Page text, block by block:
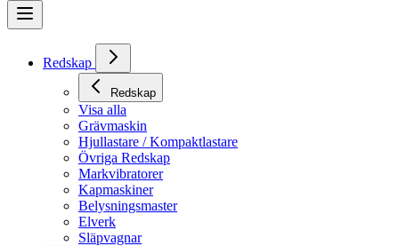
Redskap
Redskap
Visa alla
Grävmaskin
Hjullastare / Kompaktlastare
Övriga Redskap
Markvibratorer
Kapmaskiner
Belysningsmaster
Elverk
Släpvagnar